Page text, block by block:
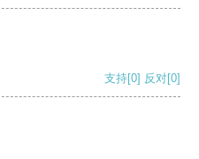
支持[0] 反对[0]